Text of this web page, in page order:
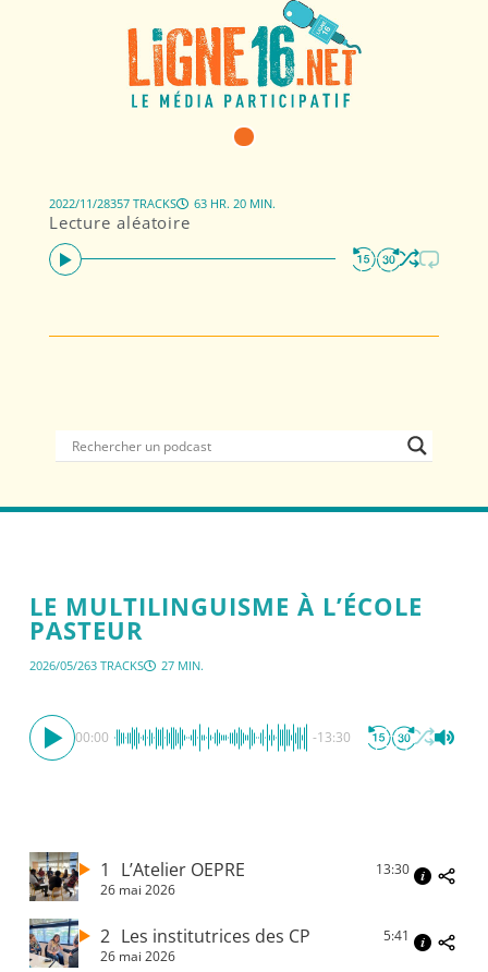
Lecture aléatoire
2022/11/28357 TRACKS 63 HR. 20 MIN.
LE MULTILINGUISME À L’ÉCOLE
PASTEUR
2026/05/263 TRACKS 27 MIN.
00:00 -13:30
1 L’Atelier OEPRE
26 mai 2026
13:30
2 Les institutrices des CP
26 mai 2026
5:41